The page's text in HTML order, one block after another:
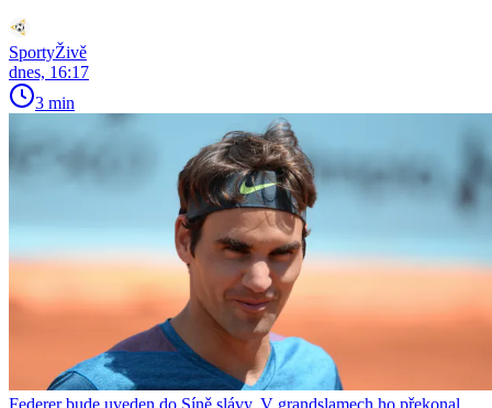
SportyŽivě
dnes, 16:17
3 min
Federer bude uveden do Síně slávy. V grandslamech ho překonal